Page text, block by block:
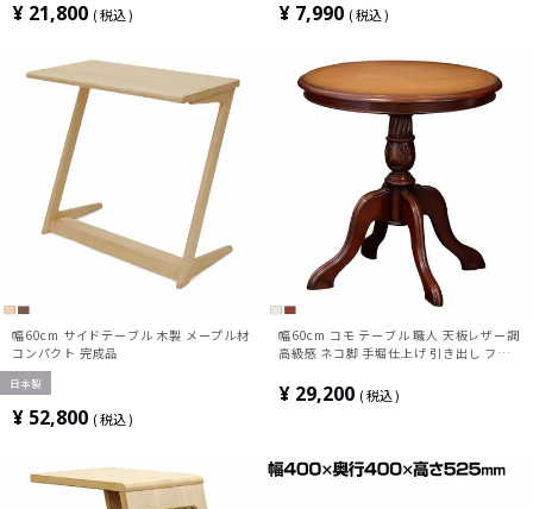
ブル ナイトテーブル おしゃれ 北欧
¥ 21,800 税込 ¥ 7,990 税込
幅60cm サイドテーブル 木製 メープル材
コンパクト 完成品
日本製
¥ 52,800 税込
幅60cm コモ テーブル 職人 天板レザー調
高級感 ネコ脚 手堀仕上げ 引き出し フェ
ン インテリア コーヒーテーブル 完成品
¥ 29,200 税込